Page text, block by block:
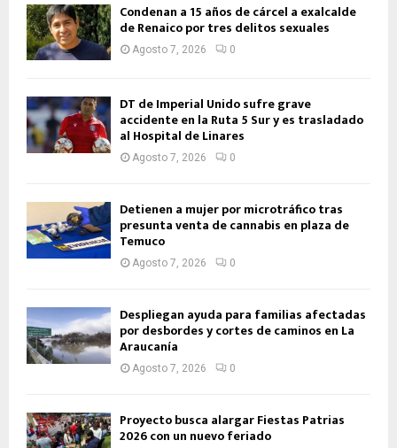
Condenan a 15 años de cárcel a exalcalde
de Renaico por tres delitos sexuales
Agosto 7, 2026 0
DT de Imperial Unido sufre grave
accidente en la Ruta 5 Sur y es trasladado
al Hospital de Linares
Agosto 7, 2026 0
Detienen a mujer por microtráfico tras
presunta venta de cannabis en plaza de
Temuco
Agosto 7, 2026 0
Despliegan ayuda para familias afectadas
por desbordes y cortes de caminos en La
Araucanía
Agosto 7, 2026 0
Proyecto busca alargar Fiestas Patrias
2026 con un nuevo feriado